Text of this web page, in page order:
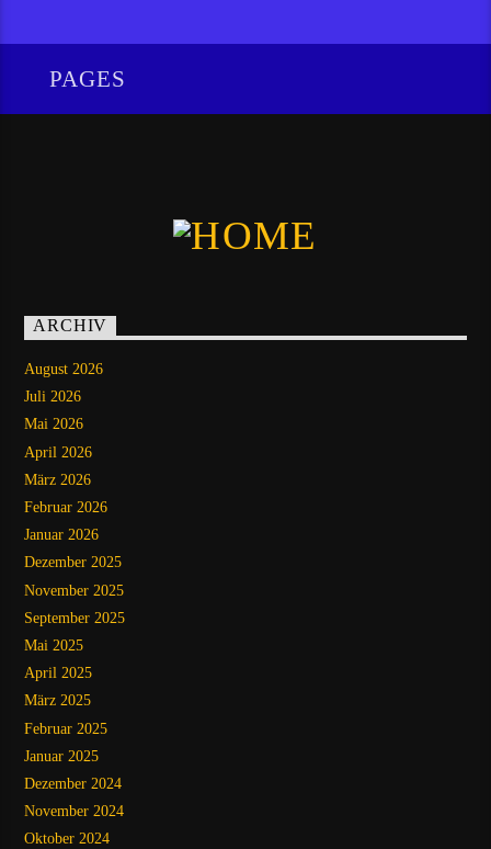
PAGES
ARCHIV
August 2026
Juli 2026
Mai 2026
April 2026
März 2026
Februar 2026
Januar 2026
Dezember 2025
November 2025
September 2025
Mai 2025
April 2025
März 2025
Februar 2025
Januar 2025
Dezember 2024
November 2024
Oktober 2024